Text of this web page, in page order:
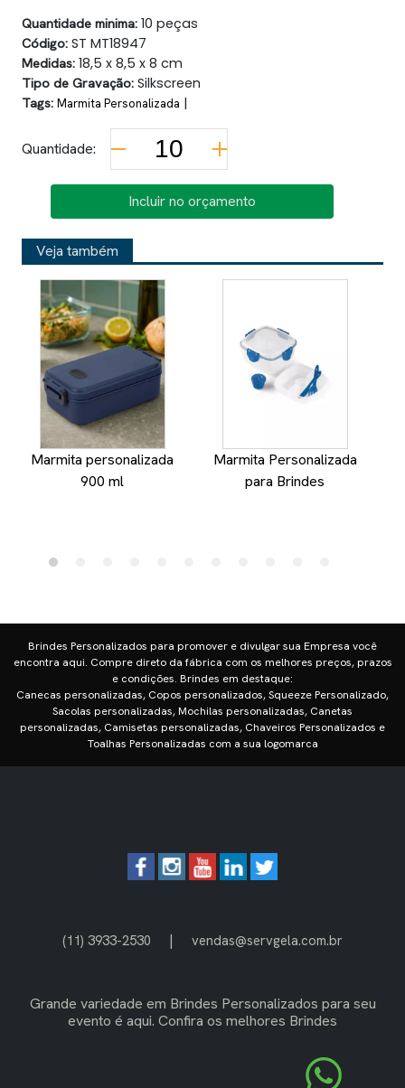
Quantidade minima: 10 peças
Código: ST MT18947
Medidas: 18,5 x 8,5 x 8 cm
Tipo de Gravação: Silkscreen
Tags: Marmita Personalizada |
Quantidade:
Incluir no orçamento
Veja também
Marmita personalizada
900 ml
Marmita Personalizada
para Brindes
Brindes Personalizados para promover e divulgar sua Empresa você
encontra aqui. Compre direto da fábrica com os melhores preços, prazos
e condições. Brindes em destaque:
Canecas personalizadas, Copos personalizados, Squeeze Personalizado,
Sacolas personalizadas, Mochilas personalizadas, Canetas
personalizadas, Camisetas personalizadas, Chaveiros Personalizados e
Toalhas Personalizadas com a sua logomarca
(11) 3933-2530 | vendas@servgela.com.br
Grande variedade em Brindes Personalizados para seu
evento é aqui. Confira os melhores Brindes